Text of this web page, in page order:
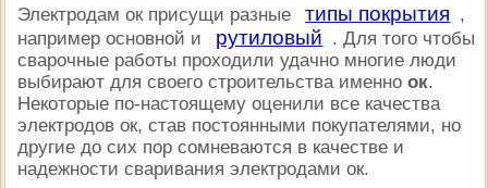
Электродам ок присущи разные
типы покрытия ,
например основной и
рутиловый . Для того чтобы
сварочные работы проходили удачно многие люди
выбирают для своего строительства именно ок.
Некоторые по-настоящему оценили все качества
электродов ок, став постоянными покупателями, но
другие до сих пор сомневаются в качестве и
надежности сваривания электродами ок.